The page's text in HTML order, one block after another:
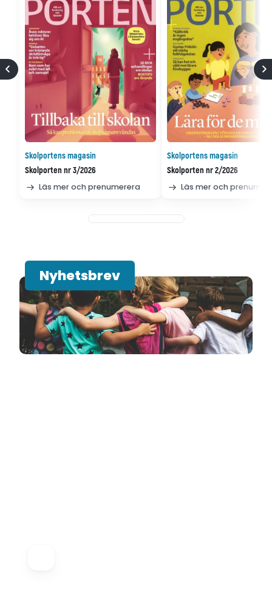
Skolportens magasin
Skolporten nr 3/2026
Läs mer och prenumerera
Skolportens magasin
Skolporten nr 2/2026
Läs mer och
Nyhetsbrev